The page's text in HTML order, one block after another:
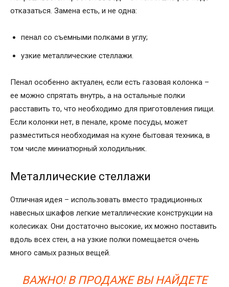
отказаться. Замена есть, и не одна:
пенал со съемными полками в углу;
узкие металлические стеллажи.
Пенал особенно актуален, если есть газовая колонка –
ее можно спрятать внутрь, а на остальные полки
расставить то, что необходимо для приготовления пищи.
Если колонки нет, в пенале, кроме посуды, может
разместиться необходимая на кухне бытовая техника, в
том числе миниатюрный холодильник.
Металлические стеллажи
Отличная идея – использовать вместо традиционных
навесных шкафов легкие металлические конструкции на
колесиках. Они достаточно высокие, их можно поставить
вдоль всех стен, а на узкие полки помещается очень
много самых разных вещей.
ВАЖНО! В ПРОДАЖЕ ВЫ НАЙДЕТЕ